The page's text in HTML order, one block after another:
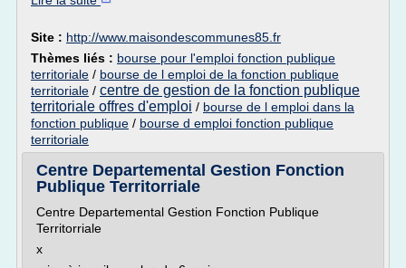
Site : http://www.maisondescommunes85.fr
Thèmes liés : bourse pour l'emploi fonction publique
territoriale / bourse de l emploi de la fonction publique
territoriale / centre de gestion de la fonction publique
territoriale offres d'emploi / bourse de l emploi dans la
fonction publique / bourse d emploi fonction publique
territoriale
Centre Departemental Gestion Fonction
Publique Territorriale
Centre Departemental Gestion Fonction Publique
Territorriale
x